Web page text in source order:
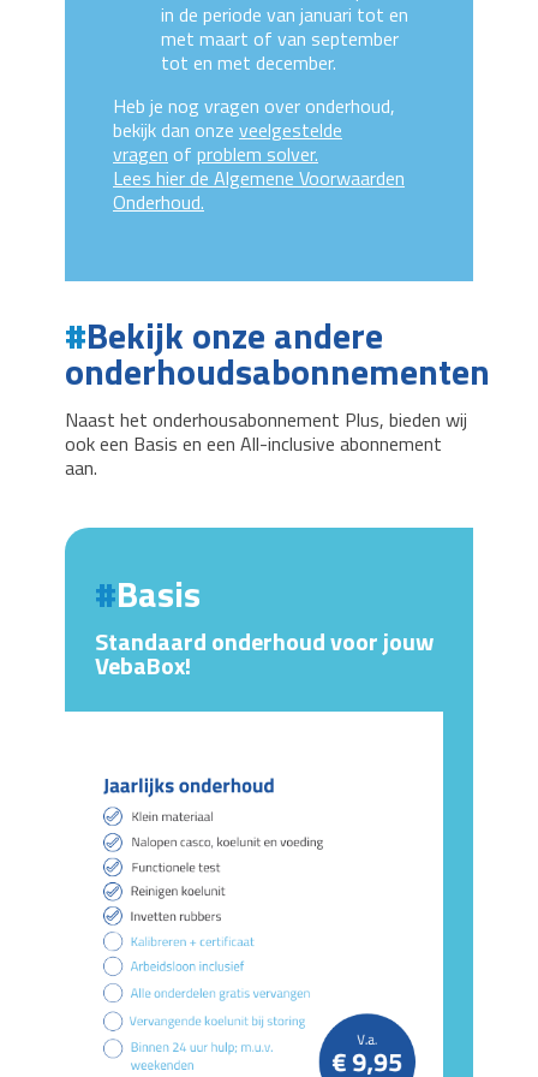
in de periode van januari tot en
met maart of van september
tot en met december.
Heb je nog vragen over onderhoud,
bekijk dan onze veelgestelde
vragen of problem solver.
Lees hier de Algemene Voorwaarden
Onderhoud.
Bekijk onze andere
onderhoudsabonnementen
Naast het onderhousabonnement Plus, bieden wij
ook een Basis en een All-inclusive abonnement
aan.
Basis
Standaard onderhoud voor jouw
VebaBox!